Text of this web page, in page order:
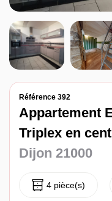
Référence 392
Appartement
Triplex en
Dijon 21000
4 pièce(s)